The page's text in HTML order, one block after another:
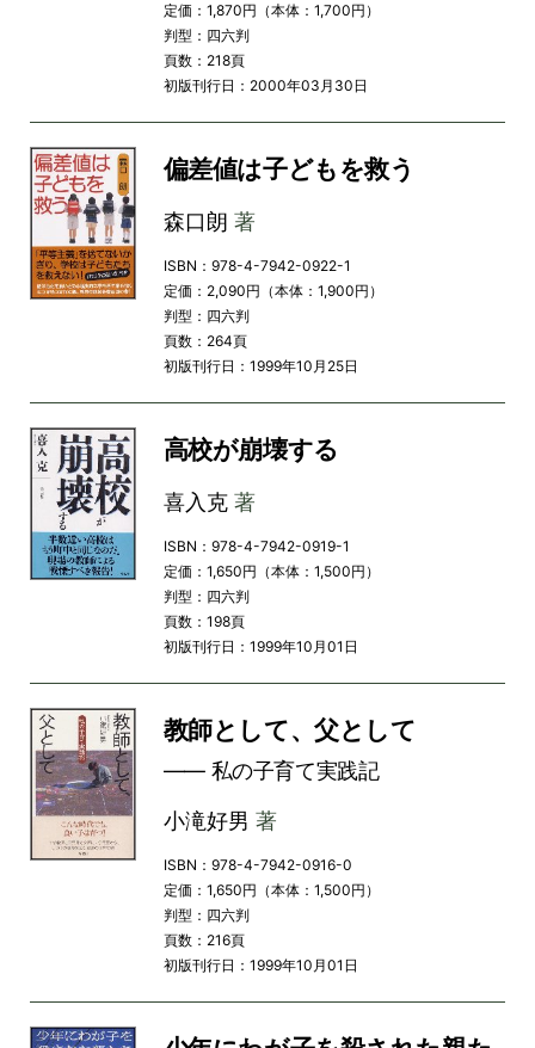
定価：1,870円（本体：1,700円）
判型：四六判
頁数：218頁
初版刊行日：2000年03月30日
偏差値は子どもを救う
森口朗 著
ISBN：978-4-7942-0922-1
定価：2,090円（本体：1,900円）
判型：四六判
頁数：264頁
初版刊行日：1999年10月25日
高校が崩壊する
喜入克著
ISBN：978-4-7942-0919-1
定価：1,650円（本体：1,500円）
判型：四六判
頁数：198頁
初版刊行日：1999年10月01日
教師として、父として
―― 私の子育て実践記
小滝好男 著
ISBN：978-4-7942-0916-0
定価：1,650円（本体：1,500円）
判型：四六判
頁数：216頁
初版刊行日：1999年10月01日